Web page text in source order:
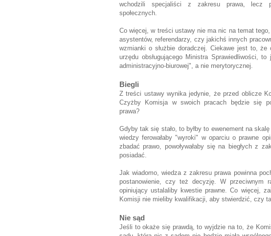
wchodzili specjaliści z zakresu prawa, lecz
społecznych.
Co więcej, w treści ustawy nie ma nic na temat
asystentów, referendarzy, czy jakichś innych
wzmianki o służbie doradczej. Ciekawe jest to, że
urzędu obsługującego Ministra Sprawiedliwości,
administracyjno-biurowej", a nie merytorycznej.
Biegli
Z treści ustawy wynika jedynie, że przed oblicze
Czyżby Komisja w swoich pracach będzie się
prawa?
Gdyby tak się stało, to byłby to ewenement na
wiedzy ferowałaby "wyroki" w oparciu o prawne
zbadać prawo, powoływałaby się na biegłych z
posiadać.
Jak wiadomo, wiedza z zakresu prawa powinna
postanowienie, czy też decyzję. W przeciwnym
opiniujący ustalaliby kwestie prawne. Co więcej,
Komisji nie mieliby kwalifikacji, aby stwierdzić, czy
Nie sąd
Jeśli to okaże się prawdą, to wyjdzie na to, że